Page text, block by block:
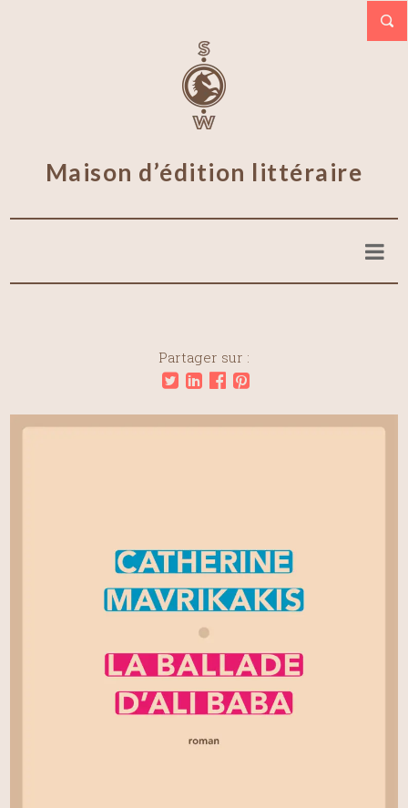
Maison d’édition littéraire
Partager sur :